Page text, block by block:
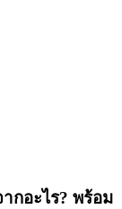
กอะไร? พร้อม